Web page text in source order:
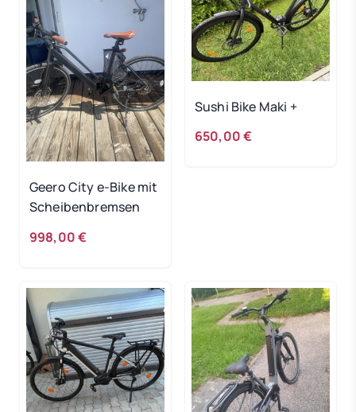
Geero City e-Bike mit
Scheibenbremsen
998,00 €
Sushi Bike Maki +
650,00 €